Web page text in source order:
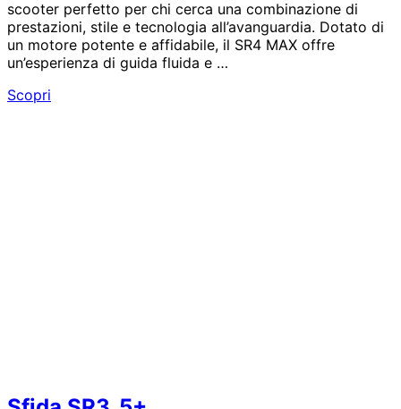
scooter perfetto per chi cerca una combinazione di
prestazioni, stile e tecnologia all’avanguardia. Dotato di
un motore potente e affidabile, il SR4 MAX offre
un’esperienza di guida fluida e …
Scopri